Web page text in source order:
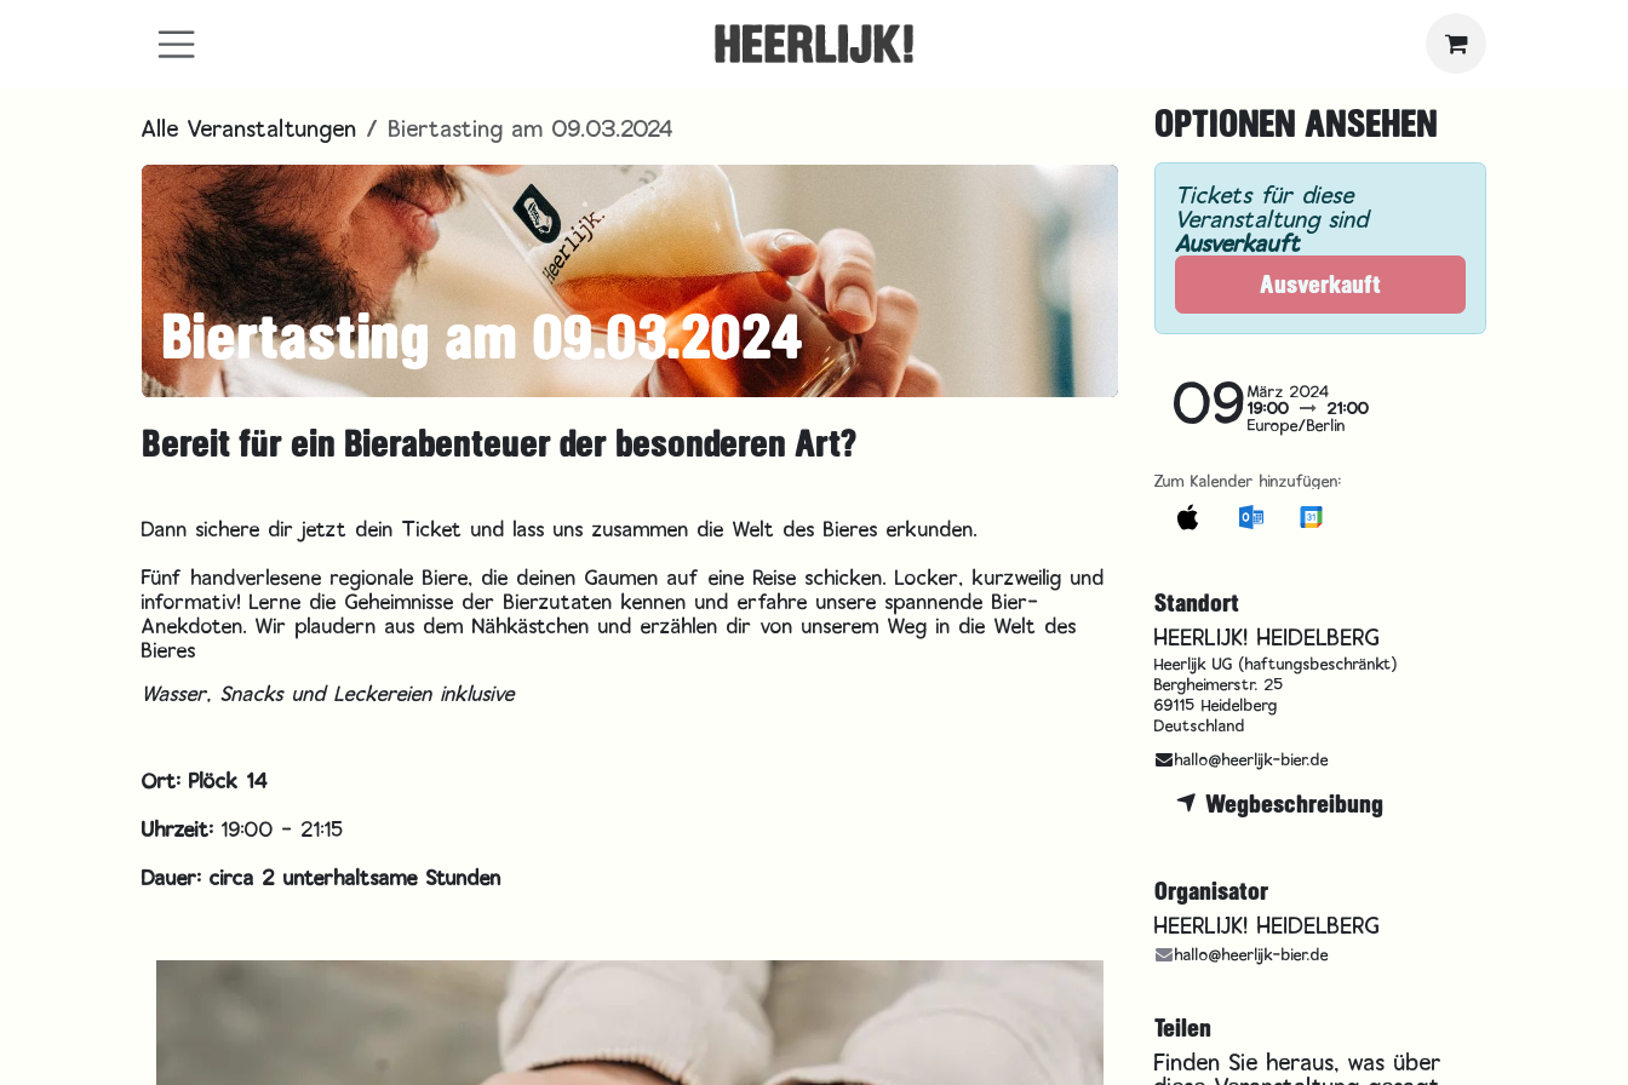
Alle Veranstaltungen Biertasting am 09.03.2024
Biertasting am 09.03.2024
Bereit für ein Bierabenteuer der besonderen Art?
Dann sichere dir jetzt dein Ticket und lass uns zusammen die Welt des Bieres erkunden.
Fünf handverlesene regionale Biere, die deinen Gaumen auf eine Reise schicken. Locker, kurzweilig und
informativ! Lerne die Geheimnisse der Bierzutaten kennen und erfahre unsere spannende Bier-
Anekdoten. Wir plaudern aus dem Nähkästchen und erzählen dir von unserem Weg in die Welt des
Bieres
Wasser, Snacks und Leckereien inklusive
Ort: Plöck 14
Uhrzeit: 19:00 - 21:15
Dauer: circa 2 unterhaltsame Stunden
OPTIONEN ANSEHEN
Tickets für diese
Veranstaltung sind
Ausverkauft
Ausverkauft
09März 2024
19:00 21:00
Europe/Berlin
Zum Kalender hinzufügen:
Standort
HEERLIJK! HEIDELBERG
Heerlijk UG (haftungsbeschränkt)
Bergheimerstr. 25
69115 Heidelberg
Deutschland
hallo@heerlijk-bier.de
Wegbeschreibung
Organisator
HEERLIJK! HEIDELBERG
hallo@heerlijk-bier.de
Teilen
Finden Sie heraus, was über